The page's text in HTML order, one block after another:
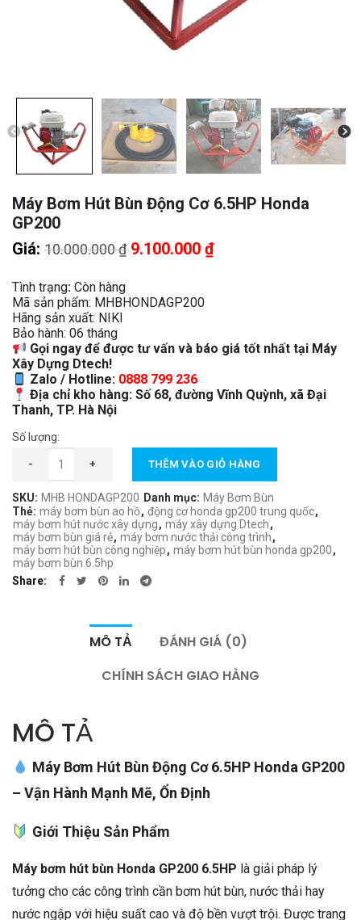
Máy Bơm Hút Bùn Động Cơ 6.5HP Honda
GP200
Giá: 10.000.000₫ Giá
10.000.000 ₫.
9.100.000 ₫Giá
Tình trạng: Còn hàng
Mã sản phẩm: MHBHONDAGP200
Hãng sản xuất: NIKI
Bảo hành: 06 tháng
Gọi ngay để được tư vấn và báo giá tốt nhất tại Máy
Xây Dựng Dtech!
Zalo / Hotline: 0888 799 236
Địa chỉ kho hàng: Số 68, đường Vĩnh Quỳnh, xã Đại
Thanh, TP. Hà Nội
Số lượng:
Máy Bơm Hút Bùn Động Cơ 6.5HP Honda GP200 số lượng
- + THÊM VÀO GIỎ HÀNG
SKU: MHB HONDAGP200 Danh mục: Máy Bơm Bùn
Thẻ: máy bơm bùn ao hồ, động cơ honda gp200 trung quốc,
máy bơm hút nước xây dựng, máy xây dựng Dtech,
máy bơm bùn giá rẻ, máy bơm nước thải công trình,
máy bơm hút bùn công nghiệp, máy bơm hút bùn honda gp200,
máy bơm bùn 6.5hp
Share
MÔ TẢ
ĐÁNH GIÁ (0)
CHÍNH SÁCH GIAO HÀNG
MÔ TẢ
Máy Bơm Hút Bùn Động Cơ 6.5HP Honda GP200
– Vận Hành Mạnh Mẽ, Ổn Định
Giới Thiệu Sản Phẩm
Máy bơm hút bùn Honda GP200 6.5HP là giải pháp lý
tưởng cho các công trình cần bơm hút bùn, nước thải hay
nước ngập với hiệu suất cao và độ bền vượt trội. Được trang